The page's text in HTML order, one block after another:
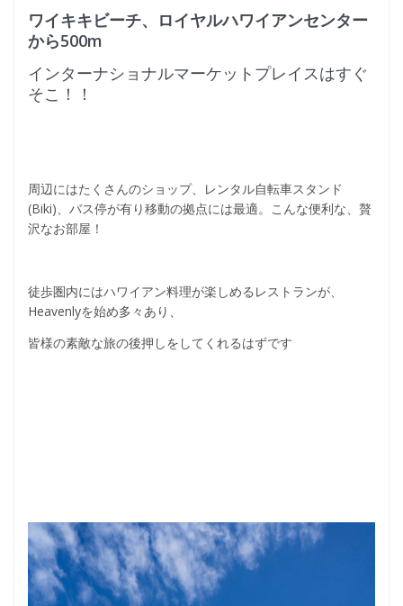
ワイキキビーチ、ロイヤルハワイアンセンター
から500m
インターナショナルマーケットプレイスはすぐ
そこ！！
周辺にはたくさんのショップ、レンタル自転車スタンド
(Biki)、バス停が有り移動の拠点には最適。こんな便利な、贅
沢なお部屋！
徒歩圏内にはハワイアン料理が楽しめるレストランが、
Heavenlyを始め多々あり、
皆様の素敵な旅の後押しをしてくれるはずです